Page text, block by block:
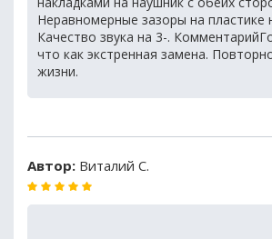
Неравномерные зазоры на пластике
Качество звука на 3-.
что как экстренная замена.
жизни.
Автор: Виталий С.